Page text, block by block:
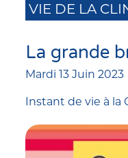
VIE DE LA
La grande
Mardi 13 Juin 2023
Instant de vie à la